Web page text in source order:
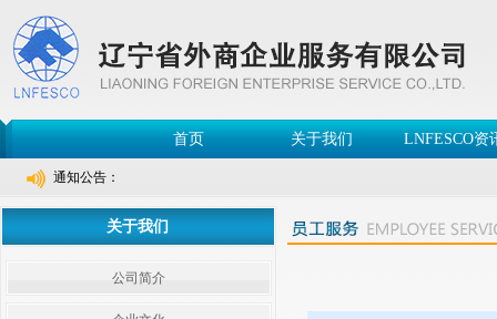
首页 关于我们 LNFESCO资
通知公告：
关于我们
公司简介